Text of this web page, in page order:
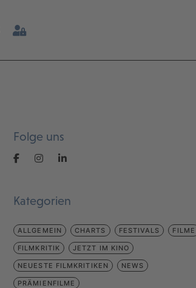
Folge uns
Kategorien
ALLGEMEIN CHARTS FESTIVALS FILME
FILMKRITIK JETZT IM KINO
NEUESTE FILMKRITIKEN NEWS
PRÄMIENFILME